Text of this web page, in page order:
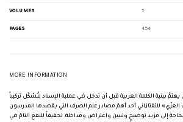
VOLUMES 1
PAGES 454
MORE INFORMATION
ببنية الكلمة العربية قبل أن تدخل في عملية الإسناد لتُشكّل تركيباً
للتفتازاني أحد أهمّ مصادر علم الصرف التي يقصدها المدرسون
إلى مزيد توضيحٍ وتبيين واعتراض ومداخلة، تحقيقاً للنفع التامّ في